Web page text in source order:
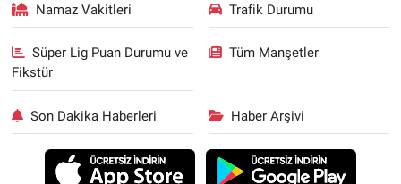
Namaz Vakitleri Trafik Durumu
Süper Lig Puan Durumu ve
Fikstür
Tüm Manşetler
Son Dakika Haberleri Haber Arşivi